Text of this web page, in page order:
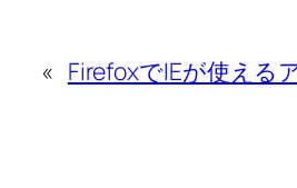
« FirefoxでIEが使える